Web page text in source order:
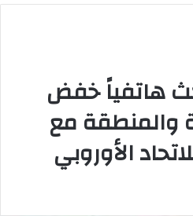
هاتفياً خفض
والمنطقة مع
الأوروبي